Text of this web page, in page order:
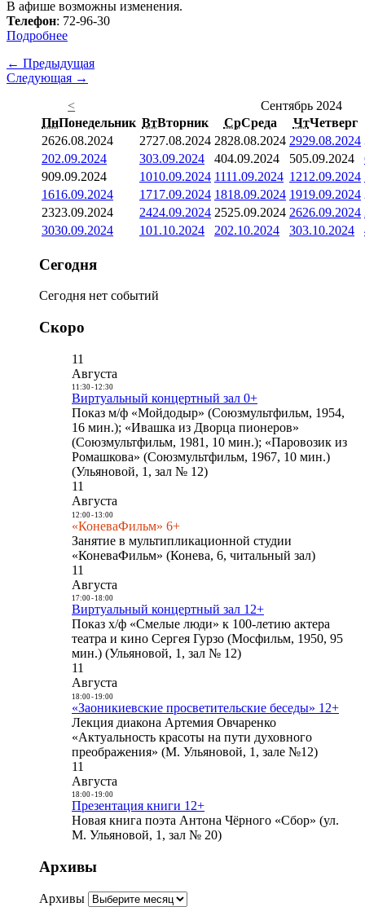
В афише возможны изменения.
Телефон: 72-96-30
Подробнее
← Предыдущая
Следующая →
<
Сентябрь 2024
ПнПонедельник ВтВторник СрСреда ЧтЧетверг
2626.08.2024 2727.08.2024 2828.08.2024 2929.08.2024
202.09.2024 303.09.2024 404.09.2024 505.09.2024
909.09.2024 1010.09.2024 1111.09.2024 1212.09.2024
1616.09.2024 1717.09.2024 1818.09.2024 1919.09.2024
2323.09.2024 2424.09.2024 2525.09.2024 2626.09.2024
3030.09.2024 101.10.2024 202.10.2024 303.10.2024
Сегодня
Сегодня нет событий
Скоро
11
Августа
11:30- 12:30
Виртуальный концертный зал 0+
Показ м/ф «Мойдодыр» (Союзмультфильм, 1954,
16 мин.); «Ивашка из Дворца пионеров»
(Союзмультфильм, 1981, 10 мин.); «Паровозик из
Ромашкова» (Союзмультфильм, 1967, 10 мин.)
(Ульяновой, 1, зал № 12)
11
Августа
12:00- 13:00
«КоневаФильм» 6+
Занятие в мультипликационной студии
«КоневаФильм» (Конева, 6, читальный зал)
11
Августа
17:00- 18:00
Виртуальный концертный зал 12+
Показ х/ф «Смелые люди» к 100-летию актера
театра и кино Сергея Гурзо (Мосфильм, 1950, 95
мин.) (Ульяновой, 1, зал № 12)
11
Августа
18:00- 19:00
«Заоникиевские просветительские беседы» 12+
Лекция диакона Артемия Овчаренко
«Актуальность красоты на пути духовного
преображения» (М. Ульяновой, 1, зале №12)
11
Августа
18:00- 19:00
Презентация книги 12+
Новая книга поэта Антона Чёрного «Сбор» (ул.
М. Ульяновой, 1, зал № 20)
Архивы
Архивы